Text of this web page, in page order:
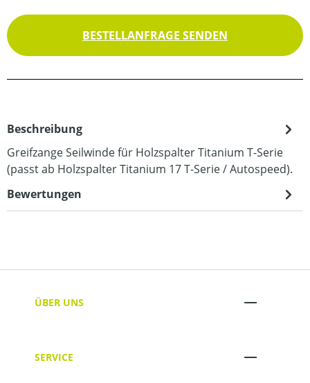
BESTELLANFRAGE SENDEN
Beschreibung
Greifzange Seilwinde für Holzspalter Titanium T-Serie
(passt ab Holzspalter Titanium 17 T-Serie / Autospeed).
Bewertungen
ÜBER UNS
SERVICE